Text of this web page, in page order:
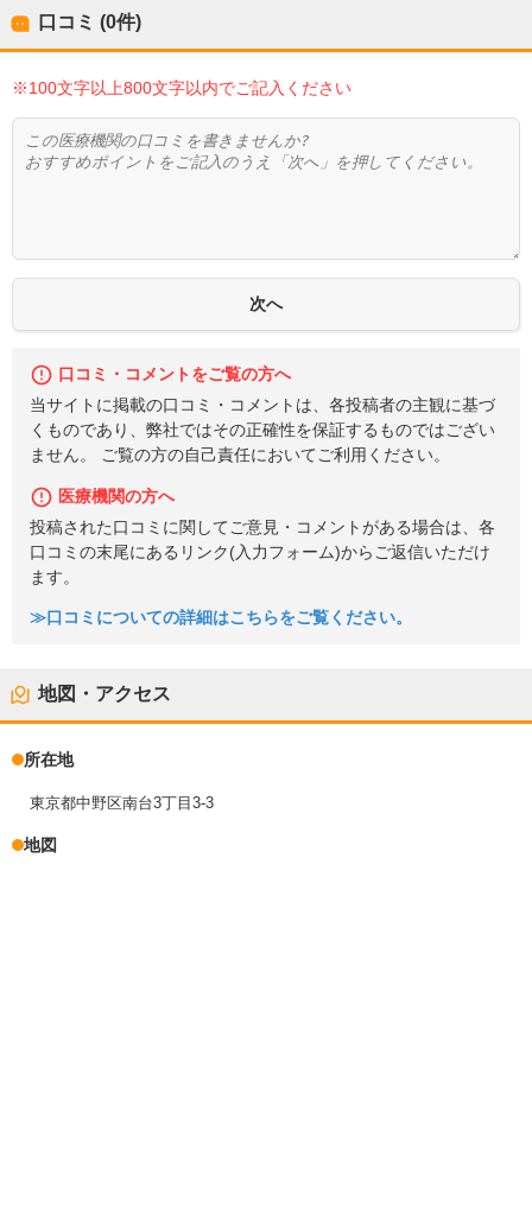
口コミ (0件)
※100文字以上800文字以内でご記入ください
口コミ・コメントをご覧の方へ
当サイトに掲載の口コミ・コメントは、各投稿者の主観に基づ
くものであり、弊社ではその正確性を保証するものではござい
ません。 ご覧の方の自己責任においてご利用ください。
医療機関の方へ
投稿された口コミに関してご意見・コメントがある場合は、各
口コミの末尾にあるリンク(入力フォーム)からご返信いただけ
ます。
≫口コミについての詳細はこちらをご覧ください。
地図・アクセス
所在地
東京都中野区南台3丁目3-3
地図